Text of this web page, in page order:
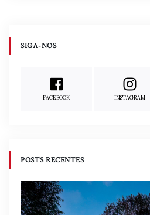
SIGA-NOS
FACEBOOK INSTAGRAM
POSTS RECENTES